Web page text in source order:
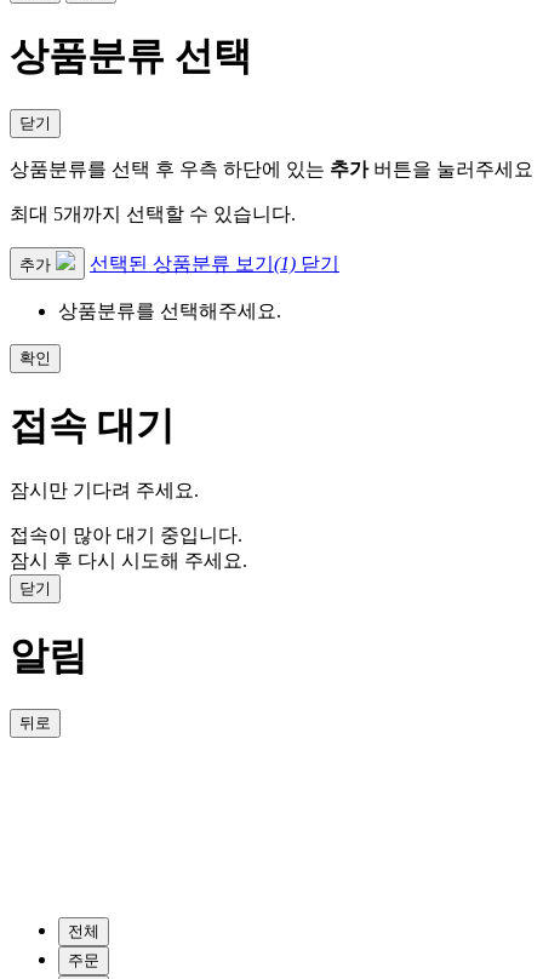
상품분류 선택
닫기
상품분류를 선택 후 우측 하단에 있는 추가버튼을 눌러주세요
최대 5개까지 선택할 수 있습니다.
추가 선택된 상품분류 보기 (1) 닫기
상품분류를 선택해주세요.
확인
접속 대기
잠시만 기다려 주세요.
접속이 많아 대기 중입니다.
잠시 후 다시 시도해 주세요.
닫기
알림
뒤로
전체
주문